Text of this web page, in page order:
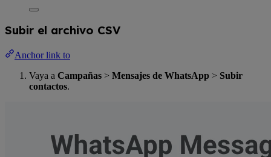
Subir el archivo CSV
Anchor link to
Vaya a Campañas > Mensajes de WhatsApp > Subir
contactos.